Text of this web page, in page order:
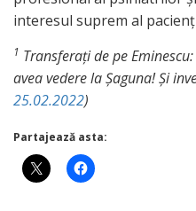
interesul suprem al
1 Transferați de pe
avea vedere la Șaguna! Și
25.02.2022)
Partajează asta: